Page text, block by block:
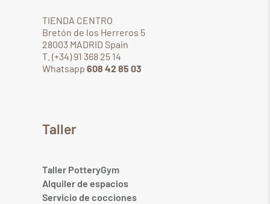
TIENDA CENTRO
Bretón de los Herreros 5
28003 MADRID Spain
T. (+34) 91 368 25 14
Whatsapp 608 42 85 03
Taller
Taller PotteryGym
Alquiler de espacios
Servicio de cocciones